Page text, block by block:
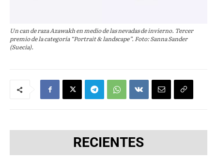
Un can de raza Azawakh en medio de las nevadas de invierno. Tercer
premio de la categoría “Portrait & landscape”. Foto: Sanna Sander
(Suecia).
RECIENTES